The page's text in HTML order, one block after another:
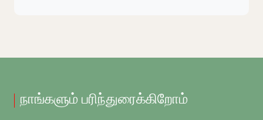
நாங்களும் பரிந்துரைக்கிறோம்